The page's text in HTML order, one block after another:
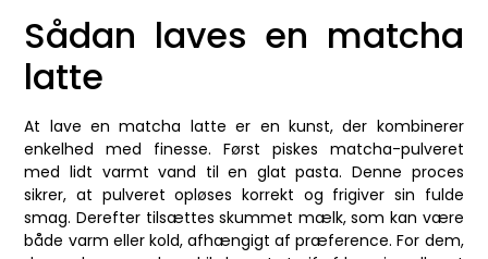
Sådan laves en matcha
latte
At lave en matcha latte er en kunst, der kombinerer
enkelhed med finesse. Først piskes matcha-pulveret
med lidt varmt vand til en glat pasta. Denne proces
sikrer, at pulveret opløses korrekt og frigiver sin fulde
smag. Derefter tilsættes skummet mælk, som kan være
både varm eller kold, afhængigt af præference. For dem,